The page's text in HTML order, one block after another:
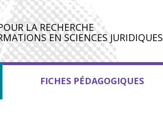
LA RECHERCHE
EN SCIENCES JURIDIQUES
FICHES PÉDAGOGIQUES